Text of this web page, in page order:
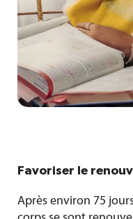
Favoriser le
Après environ 75